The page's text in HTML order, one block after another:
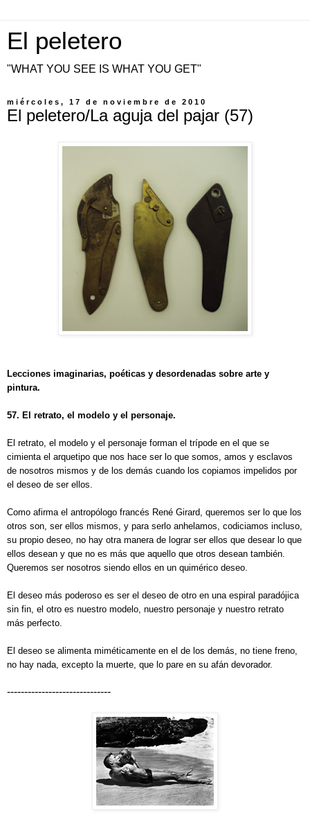
El peletero
"WHAT YOU SEE IS WHAT YOU GET"
miércoles, 17 de noviembre de 2010
El peletero/La aguja del pajar (57)
Lecciones imaginarias, poéticas y desordenadas sobre arte y
pintura.
57. El retrato, el modelo y el personaje.
El retrato, el modelo y el personaje forman el trípode en el que se
cimienta el arquetipo que nos hace ser lo que somos, amos y esclavos
de nosotros mismos y de los demás cuando los copiamos impelidos por
el deseo de ser ellos.
Como afirma el antropólogo francés René Girard, queremos ser lo que los
otros son, ser ellos mismos, y para serlo anhelamos, codiciamos incluso,
su propio deseo, no hay otra manera de lograr ser ellos que desear lo que
ellos desean y que no es más que aquello que otros desean también.
Queremos ser nosotros siendo ellos en un quimérico deseo.
El deseo más poderoso es ser el deseo de otro en una espiral paradójica
sin fin, el otro es nuestro modelo, nuestro personaje y nuestro retrato
más perfecto.
El deseo se alimenta miméticamente en el de los demás, no tiene freno,
no hay nada, excepto la muerte, que lo pare en su afán devorador.
------------------------------